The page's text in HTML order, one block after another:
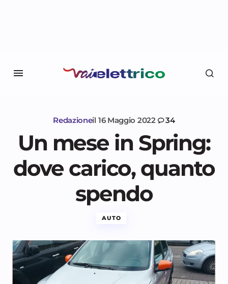
Redazioneil 16 Maggio 2022 34
Un mese in Spring:
dove carico, quanto
spendo
AUTO